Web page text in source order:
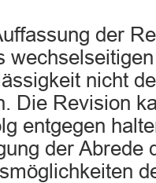
der
nicht
Die Revision
entgegen
der Abrede